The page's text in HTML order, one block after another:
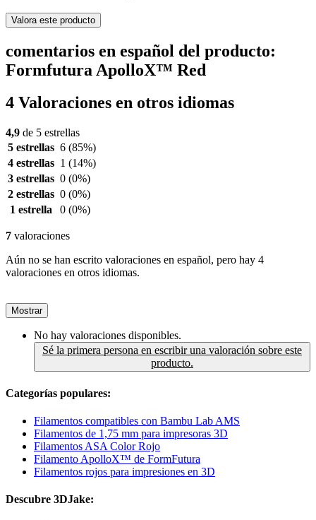
Valora este producto
comentarios en español del producto:
Formfutura ApolloX™ Red
4 Valoraciones en otros idiomas
4,9 de 5 estrellas
5 estrellas 6 (85%)
4 estrellas 1 (14%)
3 estrellas 0 (0%)
2 estrellas 0 (0%)
1 estrella
0 (0%)
7 valoraciones
Aún no se han escrito valoraciones en español, pero hay 4
valoraciones en otros idiomas.
Mostrar
No hay valoraciones disponibles.
Sé la primera persona en escribir una valoración sobre este
producto.
Categorías populares:
Filamentos compatibles con Bambu Lab AMS
Filamentos de 1,75 mm para impresoras 3D
Filamentos ASA Color Rojo
Filamento ApolloX™ de FormFutura
Filamentos rojos para impresiones en 3D
Descubre 3DJake: